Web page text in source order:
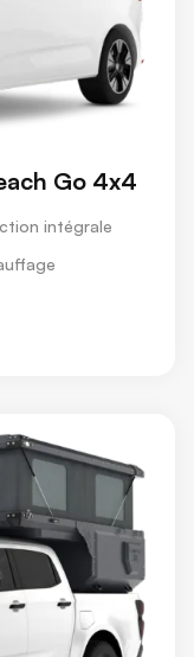
Go 4x4
intégrale